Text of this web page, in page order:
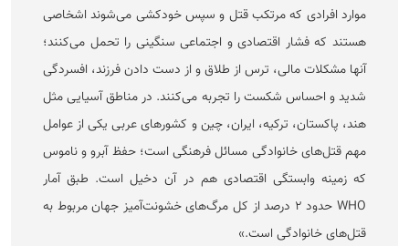
موارد افرادی که مرتکب قتل و سپس خودکشی می‌شوند اشخاصی
هستند که فشار اقتصادی و اجتماعی سنگینی را تحمل می‌کنند؛
آنها مشکلات مالی، ترس از طلاق و از دست دادن فرزند، افسردگی
شدید و احساس شکست را تجربه می‌کنند. در مناطق آسیایی مثل
هند، پاکستان، ترکیه، ایران، چین و کشور‌های عربی یکی از عوامل
مهم قتل‌های خانوادگی مسائل فرهنگی است؛ حفظ آبرو و ناموس
که زمینه وابستگی اقتصادی هم در آن دخیل است. طبق آمار
WHO حدود ۲ درصد از کل مرگ‌های خشونت‌آمیز جهان مربوط به
قتل‌های خانوادگی است.»